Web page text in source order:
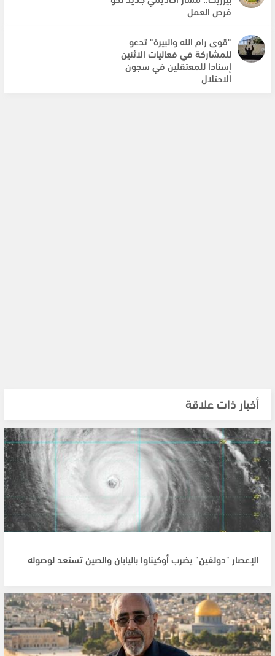
فرص العمل
"قوى رام الله والبيرة" تدعو
للمشاركة في فعاليات الاثنين
إسنادا للمعتقلين في سجون
الاحتلال
أخبار ذات علاقة
الإعصار "دولفين" يضرب أوكيناوا باليابان والصين تستعد لوصوله